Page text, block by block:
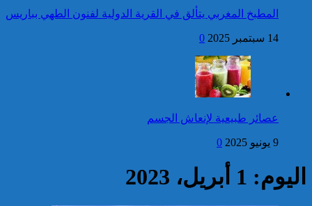
برقية تهنئة إلى جلالة الملك
من الأمين العام لجامعة
الدول العربية بمناسبة عيد
إحصائيات مكافحة الجريمة ..
استمرار ارتفاع معدل الزجر
بالعنف
كاريكاتير
المطبخ المغربي يتألق في القرية الدولية لفنون الطهي بباريس
14 سبتمبر 2025 0
عصائر طبيعية لإنعاش الجسم
9 يونيو 2025 0
اليوم: 1 أبريل، 2023